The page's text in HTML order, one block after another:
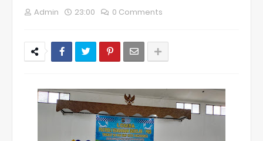
Admin 23:00 0 Comments